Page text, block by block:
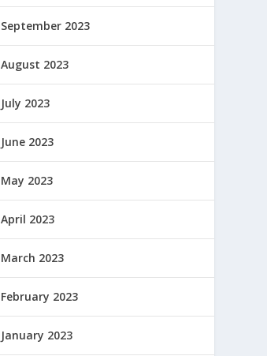
September 2023
August 2023
July 2023
June 2023
May 2023
April 2023
March 2023
February 2023
January 2023